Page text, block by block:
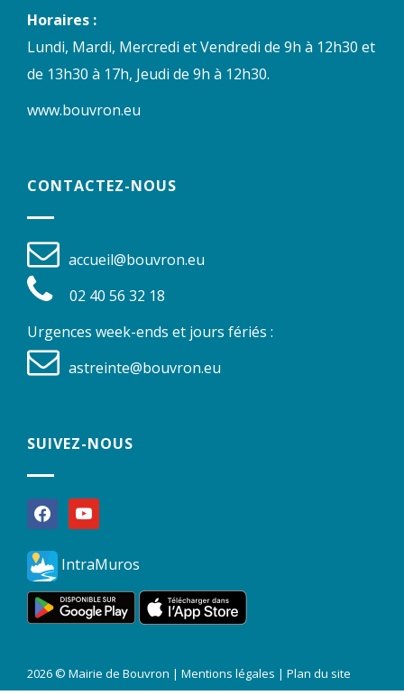
Horaires :
Lundi, Mardi, Mercredi et Vendredi de 9h à 12h30 et
de 13h30 à 17h, Jeudi de 9h à 12h30.
www.bouvron.eu
CONTACTEZ-NOUS
accueil@bouvron.eu
02 40 56 32 18
Urgences week-ends et jours fériés :
astreinte@bouvron.eu
SUIVEZ-NOUS
facebookyoutube
IntraMuros
2026 © Mairie de Bouvron | Mentions légales | Plan du site